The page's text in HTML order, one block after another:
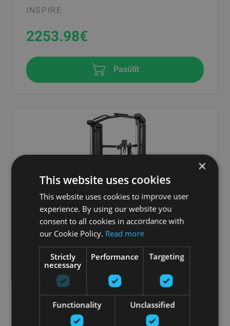
INSPIRE
2253.98€
Pasūtīt
DAUDZFUNKCIONĀLS SPĒKA TRENAŽIERIS -
SMITA MAŠĪNA SF3
INSPIRE
3499.01
×
This website uses cookies
This website uses cookies to improve user
experience. By using our website you
consent to all cookies in accordance with
our Cookie Policy. Read more
Strictly
necessary
Performance Targeting
Functionality Unclassified